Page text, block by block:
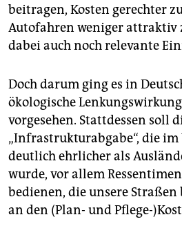
beitragen, Kosten gerechter
Autofahren weniger attraktiv
dabei auch noch relevante
Doch darum ging es in
ökologische
vorgesehen. Stattdessen soll
„Infrastrukturabgabe“, die
deutlich ehrlicher als
wurde, vor allem
bedienen, die unsere Straßen
an den (Plan- und Pflege-